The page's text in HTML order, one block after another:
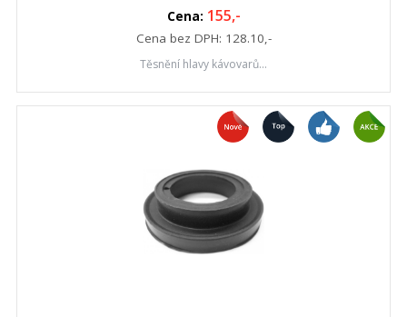
Cena: 155,-
Cena bez DPH: 128.10,-
Těsnění hlavy kávovarů...